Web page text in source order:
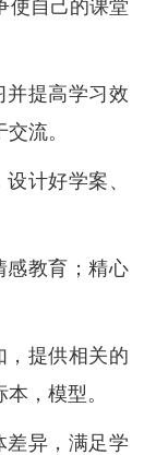
使自己的课堂
并提高学习效
流。
计好学案、
感教育；精心
，提供相关的
，模型。
差异，满足学